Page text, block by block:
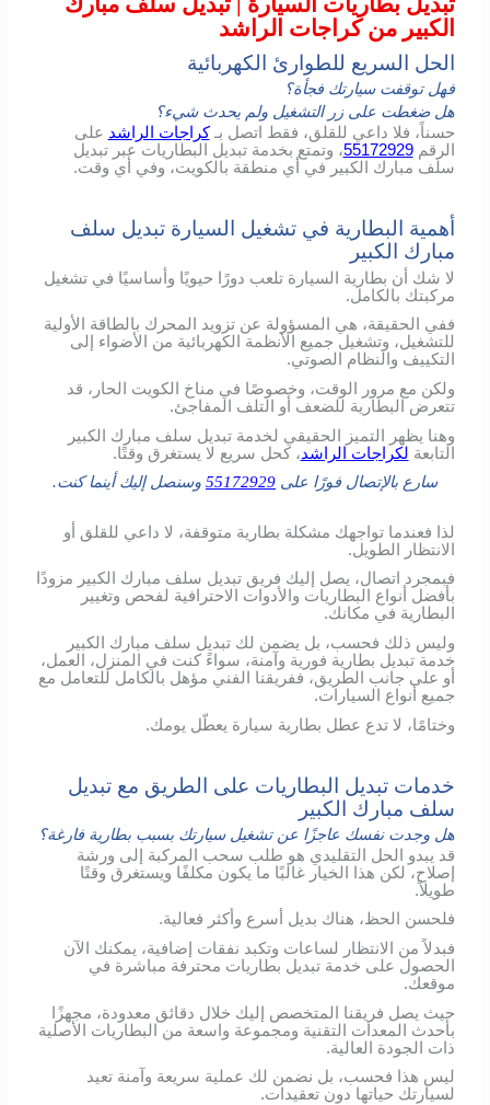
الكبير من كراجات الراشد
الحل السريع للطوارئ الكهربائية
فهل توقفت سيارتك فجأة؟
هل ضغطت على زر التشغيل ولم يحدث شيء؟
حسناً، فلا داعي للقلق، فقط اتصل بـكراجات الراشد على
الرقم55172929، وتمتع بخدمة تبديل البطاريات عبر تبديل
سلف مبارك الكبير في أي منطقة بالكويت، وفي أي وقت.
أهمية البطارية في تشغيل السيارة تبديل سلف
مبارك الكبير
لا شك أن بطارية السيارة تلعب دورًا حيويًا وأساسيًا في تشغيل
مركبتك بالكامل.
ففي الحقيقة، هي المسؤولة عن تزويد المحرك بالطاقة الأولية
للتشغيل، وتشغيل جميع الأنظمة الكهربائية من الأضواء إلى
التكييف والنظام الصوتي.
ولكن مع مرور الوقت، وخصوصًا في مناخ الكويت الحار، قد
تتعرض البطارية للضعف أو التلف المفاجئ.
وهنا يظهر التميز الحقيقي لخدمة تبديل سلف مبارك الكبير
التابعة لكراجات الراشد، كحل سريع لا يستغرق وقتًا.
سارع بالإتصال فورًا على 55172929 وسنصل إليك أينما كنت.
لذا فعندما تواجهك مشكلة بطارية متوقفة، لا داعي للقلق أو
الانتظار الطويل.
فبمجرد اتصال، يصل إليك فريق تبديل سلف مبارك الكبير مزودًا
بأفضل أنواع البطاريات والأدوات الاحترافية لفحص وتغيير
البطارية في مكانك.
وليس ذلك فحسب، بل يضمن لك تبديل سلف مبارك الكبير
خدمة تبديل بطارية فورية وآمنة، سواءً كنت في المنزل، العمل،
أو على جانب الطريق، ففريقنا الفني مؤهل بالكامل للتعامل مع
جميع أنواع السيارات.
وختامًا، لا تدع عطل بطارية سيارة يعطّل يومك.
خدمات تبديل البطاريات على الطريق مع تبديل
سلف مبارك الكبير
هل وجدت نفسك عاجزًا عن تشغيل سيارتك بسبب بطارية فارغة؟
قد يبدو الحل التقليدي هو طلب سحب المركبة إلى ورشة
إصلاح، لكن هذا الخيار غالبًا ما يكون مكلفًا ويستغرق وقتًا
طويلاً.
فلحسن الحظ، هناك بديل أسرع وأكثر فعالية.
فبدلاً من الانتظار لساعات وتكبد نفقات إضافية، يمكنك الآن
الحصول على خدمة تبديل بطاريات محترفة مباشرة في
موقعك.
حيث يصل فريقنا المتخصص إليك خلال دقائق معدودة، مجهزًا
بأحدث المعدات التقنية ومجموعة واسعة من البطاريات الأصلية
ذات الجودة العالية.
ليس هذا فحسب، بل نضمن لك عملية سريعة وآمنة تعيد
لسيارتك حياتها دون تعقيدات.